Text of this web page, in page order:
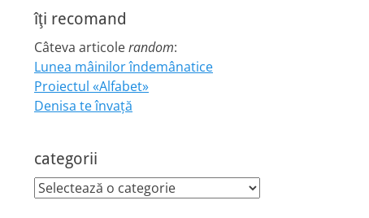
îţi recomand
Câteva articolerandom:
Lunea mâinilor îndemânatice
Proiectul «Alfabet»
Denisa te învaţă
categorii
categorii